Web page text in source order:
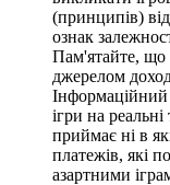
(принципів)
ознак
Пам'ятайте, що
джерелом
Інформаційний
ігри на
приймає ні в
платежів, які
азартними